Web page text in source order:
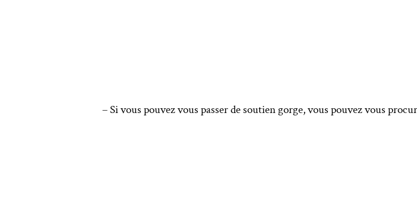
– Si vous pouvez vous passer de soutien gorge, vous pouvez vous